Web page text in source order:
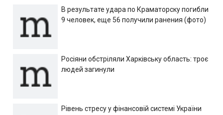
В результате удара по Краматорску погибли
9 человек, еще 56 получили ранения (фото)
Росіяни обстріляли Харківську область: троє
людей загинули
Рівень стресу у фінансовій системі України